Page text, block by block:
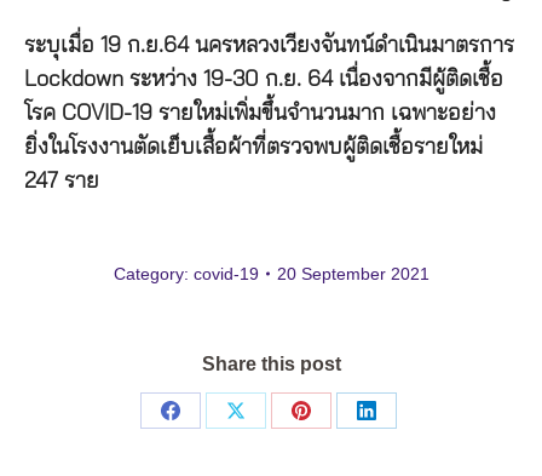
ระบุเมื่อ 19 ก.ย.64 นครหลวงเวียงจันทน์ดำเนินมาตรการ
Lockdown ระหว่าง 19-30 ก.ย. 64 เนื่องจากมีผู้ติดเชื้อ
โรค COVID-19 รายใหม่เพิ่มขึ้นจำนวนมาก เฉพาะอย่าง
ยิ่งในโรงงานตัดเย็บเสื้อผ้าที่ตรวจพบผู้ติดเชื้อรายใหม่
247 ราย
Category: covid-19 20 September 2021
Share this post
Share
Share
Share
Share